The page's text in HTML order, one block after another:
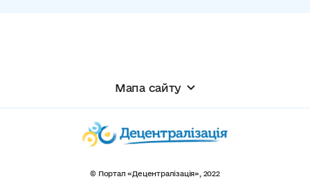
Мапа сайту
© Портал «Децентралізація», 2022